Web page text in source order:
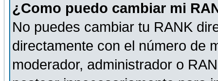
¿Como puedo cambiar mi
No puedes cambiar tu RANK
directamente con el número de
moderador, administrador o